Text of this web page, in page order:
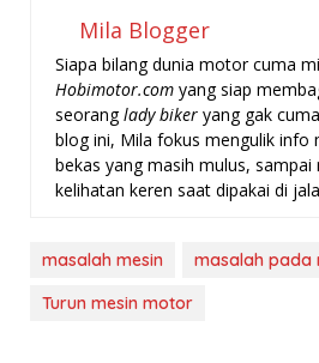
Mila Blogger
Siapa bilang dunia motor cuma
Hobimotor.com yang siap
seoranglady biker yang gak
blog ini, Mila fokus mengulik
bekas yang masih mulus,
kelihatan keren saat dipakai di
masalah mesin masalah pada
Turun mesin motor